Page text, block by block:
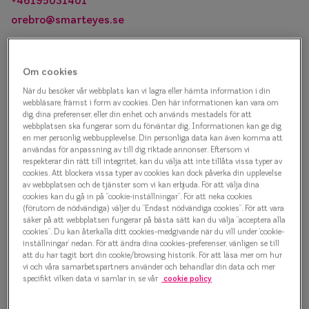
Olika
Taberg
Efva
Oscar
orebro@smarteyes.se
Boka tid
Välj datum
3 aug. - 23 aug.
Mån Tis Ons Tor Fre Lör
Dagar med tillgängliga tider
Om cookies
När du besöker vår webbplats kan vi lagra eller hämta information i din
webbläsare, främst i form av cookies. Den här informationen kan vara om
dig, dina preferenser, eller din enhet och används mestadels för att
webbplatsen ska fungerar som du förväntar dig. Informationen kan ge dig
en mer personlig webbupplevelse. Din personliga data kan även komma att
användas för anpassning av till dig riktade annonser. Eftersom vi
respekterar din rätt till integritet, kan du välja att inte tillåta vissa typer av
cookies. Att blockera vissa typer av cookies kan dock påverka din upplevelse
av webbplatsen och de tjänster som vi kan erbjuda. För att välja dina
cookies kan du gå in på ”cookie-inställningar”. För att neka cookies
(förutom de nödvändiga) väljer du ”Endast nödvändiga cookies”. För att vara
säker på att webbplatsen fungerar på bästa sätt kan du välja ”acceptera alla
cookies”. Du kan återkalla ditt cookies-medgivande när du vill under ’cookie-
inställningar’ nedan. För att ändra dina cookies-preferenser, vänligen se till
att du har tagit bort din cookie/browsing historik. För att läsa mer om hur
vi och våra samarbetspartners använder och behandlar din data och mer
specifikt vilken data vi samlar in, se vår cookie policy